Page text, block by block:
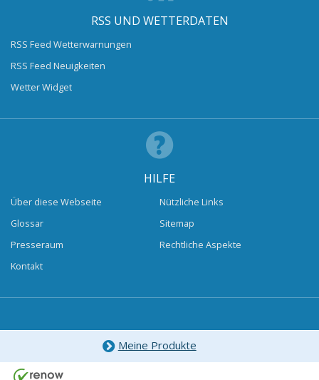
RSS UND WETTERDATEN
RSS Feed Wetterwarnungen
RSS Feed Neuigkeiten
Wetter Widget
HILFE
Über diese Webseite
Glossar
Presseraum
Kontakt
Nützliche Links
Sitemap
Rechtliche Aspekte
Meine Produkte